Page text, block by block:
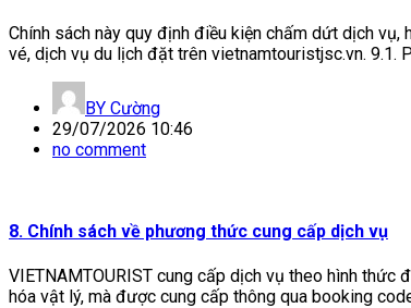
Chính sách này quy định điều kiện chấm dứt dịch
vé, dịch vụ du lịch đặt trên vietnamtouristjsc.vn. 9.1.
BY Cường
29/07/2026 10:46
no comment
8. Chính sách về phương thức cung cấp dịch vụ
VIETNAMTOURIST cung cấp dịch vụ theo hình
hóa vật lý, mà được cung cấp thông qua booking